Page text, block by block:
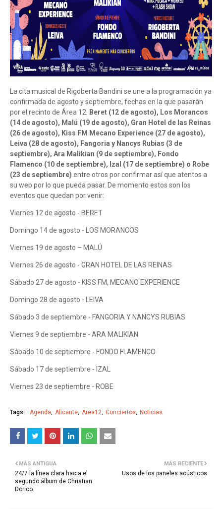
La cita musical de Rigoberta Bandini se une a la programación ya
confirmada de agosto y septiembre, fechas en la que pasarán
por el recinto de Área 12: Beret (12 de agosto), Los Morancos
(14 de agosto), Malú (19 de agosto), Gran Hotel de las Reinas
(26 de agosto), Kiss FM Mecano Experience (27 de agosto),
Leiva (28 de agosto), Fangoria y Nancys Rubias (3 de
septiembre), Ara Malikian (9 de septiembre), Fondo
Flamenco (10 de septiembre), Izal (17 de septiembre) o Robe
(23 de septiembre) entre otros por confirmar así que atentos a
su web por lo que pueda pasar. De momento estos son los
eventos que quedan por venir:
Viernes 12 de agosto - BERET
Domingo 14 de agosto - LOS MORANCOS
Viernes 19 de agosto – MALÚ
Viernes 26 de agosto - GRAN HOTEL DE LAS REINAS
Sábado 27 de agosto - KISS FM, MECANO EXPERIENCE
Domingo 28 de agosto - LEIVA
Sábado 3 de septiembre - FANGORIA Y NANCYS RUBIAS
Viernes 9 de septiembre - ARA MALIKIAN
Sábado 10 de septiembre - FONDO FLAMENCO
Sábado 17 de septiembre - IZAL
Viernes 23 de septiembre - ROBE
Tags: Agenda Alicante Área12 Conciertos Noticias
MÁS RECIENTE
Usos de los paneles acústicos
MÁS ANTIGUA
24/7 la línea clara hacia el
segundo álbum de Christian
Dorico.